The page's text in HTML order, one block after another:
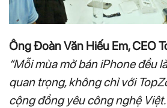
Ông Đoàn Văn Hiếu Em, CEO
“Mỗi mùa mở bán iPhone đều
quan trọng, không chỉ với
cộng đồng yêu công nghệ